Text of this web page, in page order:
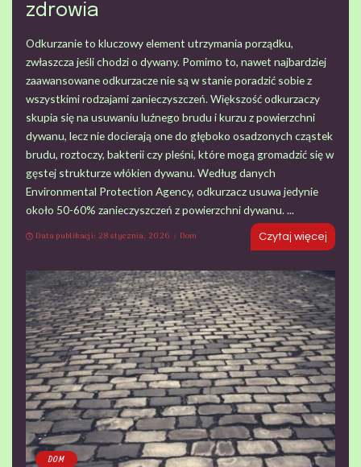
zdrowia
Odkurzanie to kluczowy element utrzymania porządku,
zwłaszcza jeśli chodzi o dywany. Pomimo to, nawet najbardziej
zaawansowane odkurzacze nie są w stanie poradzić sobie z
wszystkimi rodzajami zanieczyszczeń. Większość odkurzaczy
skupia się na usuwaniu luźnego brudu i kurzu z powierzchni
dywanu, lecz nie docierają one do głęboko osadzonych cząstek
brudu, roztoczy, bakterii czy pleśni, które mogą gromadzić się w
gęstej strukturze włókien dywanu. Według danych
Environmental Protection Agency, odkurzacz usuwa jedynie
około 50-60% zanieczyszczeń z powierzchni dywanu. ...
Data publikacji: 28 stycznia, 2026
Dom Czytaj więcej
DOM